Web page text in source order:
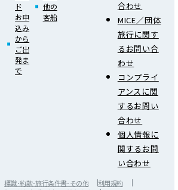
ド
お申
込み
から
ご出
発ま
で
他の
客船
合わせ
MICE／団体
旅行に関す
るお問い合
わせ
コンプライ
アンスに関
するお問い
合わせ
個人情報に
関するお問
い合わせ
標識･約款･旅行条件書･その他
利用規約